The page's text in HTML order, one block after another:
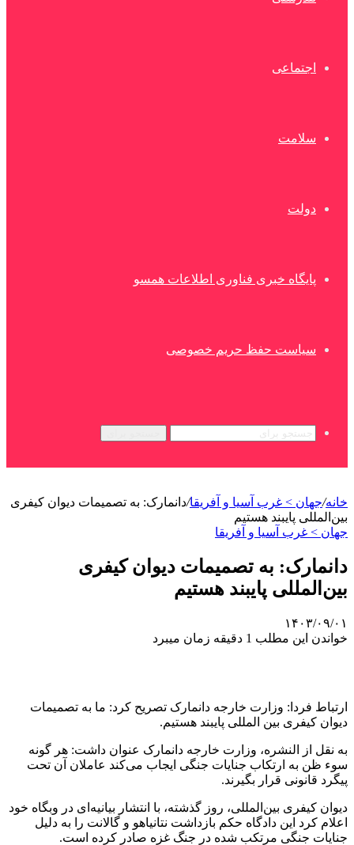
اجتماعی
سلامت
دولت
پایگاه خبری فناوری اطلاعات همسو
سیاست حفظ حریم خصوصی
خانه/جهان > غرب آسیا و آفریقا/دانمارک: به تصمیمات دیوان کیفری
بین‌المللی پایبند هستیم
جهان > غرب آسیا و آفریقا
دانمارک: به تصمیمات دیوان کیفری
بین‌المللی پایبند هستیم
۱۴۰۳/۰۹/۰۱
خواندن این مطلب 1 دقیقه زمان میبرد
ارتباط فردا: وزارت خارجه دانمارک تصریح کرد: ما به تصمیمات
دیوان کیفری بین المللی پایبند هستیم.
به نقل از النشره، وزارت خارجه دانمارک عنوان داشت: هر گونه
سوء ظن به ارتکاب جنایات جنگی ایجاب می‌کند عاملان آن تحت
پیگرد قانونی قرار بگیرند.
دیوان کیفری بین‌المللی، روز گذشته، با انتشار بیانیه‌ای در وبگاه خود
اعلام کرد این دادگاه حکم بازداشت نتانیاهو و گالانت را به دلیل
جنایات جنگی مرتکب شده در جنگ غزه صادر کرده است.